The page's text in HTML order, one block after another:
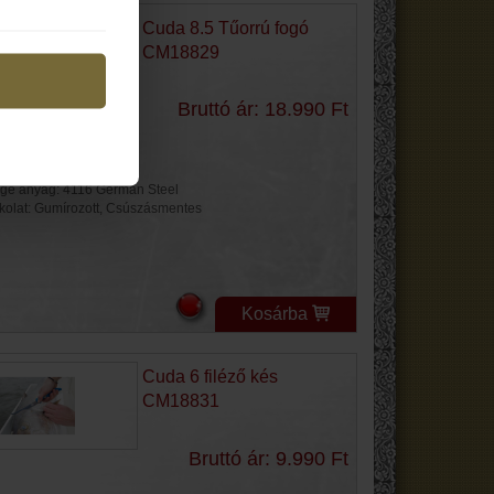
Cuda 8.5 Tűorrú fogó
CM18829
Bruttó ár: 18.990 Ft
anyag: 4116 German Steel
Gumírozott, Csúszásmentes
Kosárba
Cuda 6 filéző kés
CM18831
Bruttó ár: 9.990 Ft